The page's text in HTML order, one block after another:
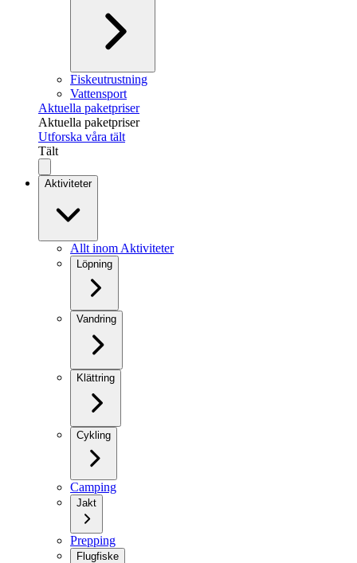
Fiskeutrustning
Vattensport
Aktuella paketpriser
Aktuella paketpriser
Utforska våra tält
Tält
Aktiviteter
Allt inom Aktiviteter
Löpning
Vandring
Klättring
Cykling
Camping
Jakt
Prepping
Flugfiske